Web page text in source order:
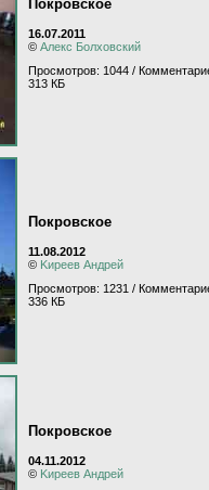
Покровское
16.07.2011
© Алекс Болховский
Просмотров: 1044 /
313 КБ
Покровское
11.08.2012
© Kиpeeв Aндpeй
Просмотров: 1231 /
336 КБ
Покровское
04.11.2012
© Kиpeeв Aндpeй